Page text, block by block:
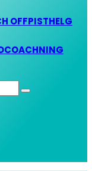
OFFPISTHELG